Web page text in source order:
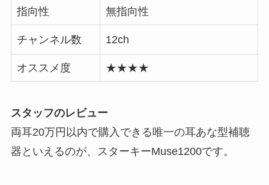
指向性 無指向性
チャンネル数 12ch
オススメ度 ★★★★
スタッフのレビュー
両耳20万円以内で購入できる唯一の耳あな型補聴
器といえるのが、スターキーMuse1200です。